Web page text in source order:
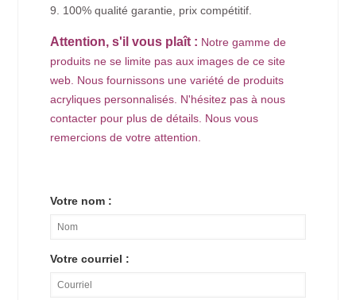
9. 100% qualité garantie, prix compétitif.
Attention, s'il vous plaît : Notre gamme de
produits ne se limite pas aux images de ce site
web. Nous fournissons une variété de produits
acryliques personnalisés. N'hésitez pas à nous
contacter pour plus de détails. Nous vous
remercions de votre attention.
Votre nom :
Votre courriel :